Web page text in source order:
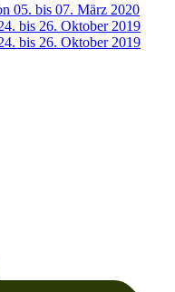
05. bis 07. März 2020
bis 26. Oktober 2019
bis 26. Oktober 2019